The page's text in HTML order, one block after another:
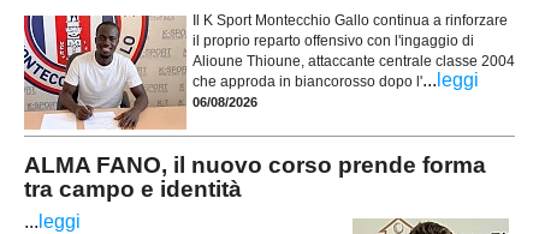
Il K Sport Montecchio Gallo continua a rinforzare
il proprio reparto offensivo con l'ingaggio di
Alioune Thioune, attaccante centrale classe 2004
che approda in biancorosso dopo l'... leggi
06/08/2026
ALMA FANO, il nuovo corso prende forma
tra campo e identità
... leggi